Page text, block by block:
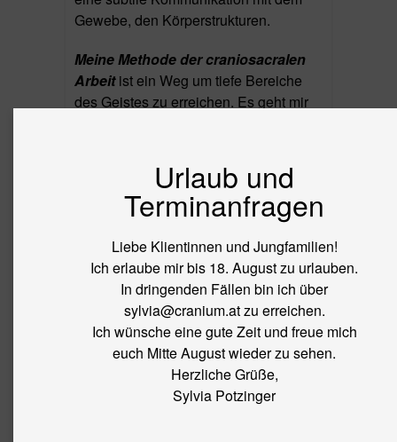
Gewebe, den Körperstrukturen.
Meine Methodeder craniosacralen
Arbeitist ein Weg um tiefe Bereiche
des Geistes zu erreichen. Es geht mir
und Schwächen zu erfassen, wie auch
den Zugang zu schlummernden
Potenzialen zu entdecken.
Insbesondere in derArbeit mit Babies
und Kleinkindernbedarf es größter
Sensibilität. Die Sensoren ihres
intuitiven Herzens sind offen und
empfänglich. Je nach Qualität meines
Feldes werden sie sich für mich
erwärmen oder sich zurückziehen.
Babys und kleine Kinder reagieren
Urlaub und
Terminanfragen
Liebe Klientinnen und Jungfamilien!
Ich erlaube mir bis 18. August zu urlauben.
In dringenden Fällen bin ich über
sylvia@cranium.at zu erreichen.
Ich wünsche eine gute Zeit und freue mich
euch Mitte August wieder zu sehen.
Herzliche Grüße,
Sylvia Potzinger